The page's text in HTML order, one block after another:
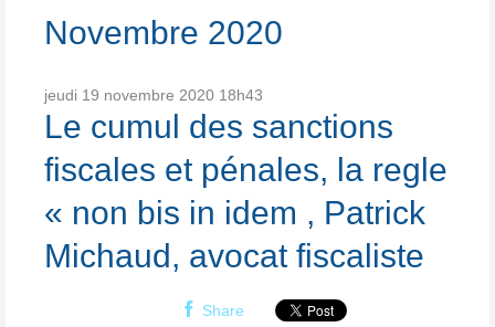
Novembre 2020
jeudi 19 novembre 2020 18h43
Le cumul des sanctions
fiscales et pénales, la regle
« non bis in idem , Patrick
Michaud, avocat fiscaliste
Share